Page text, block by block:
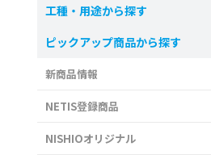
工種・用途から探す
ピックアップ商品から探す
新商品情報
NETIS登録商品
NISHIOオリジナル